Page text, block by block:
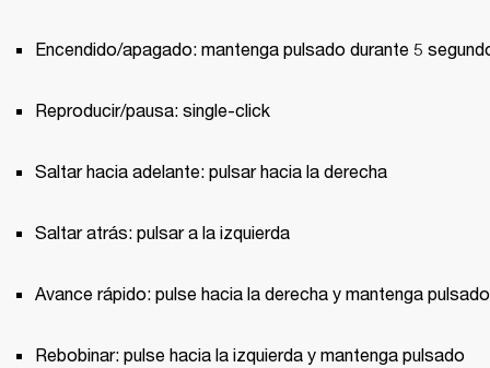
Encendido/apagado: mantenga pulsado durante 5
Reproducir/pausa: single-click
Saltar hacia adelante: pulsar hacia la derecha
Saltar atrás: pulsar a la izquierda
Avance rápido: pulse hacia la derecha y mantenga pulsado
Rebobinar: pulse hacia la izquierda y mantenga pulsado